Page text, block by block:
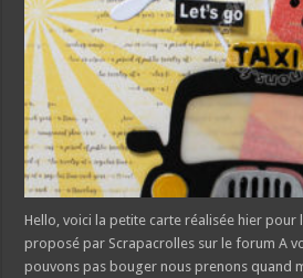
Hello, voici la petite carte réalisée hier pour
proposé par Scrapacrolles sur le forum A
pouvons pas bouger nous prenons quand